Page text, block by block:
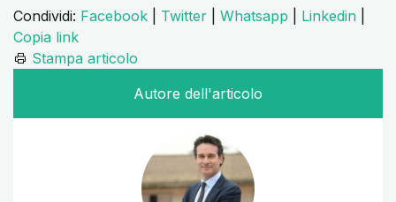
Condividi: Facebook Twitter Whatsapp Linkedin
Copia link
Stampa articolo
Autore dell'articolo